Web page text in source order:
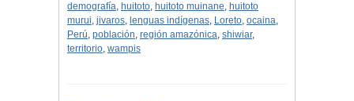
demografía, huitoto, huitoto muinane, huitoto
murui, jivaros, lenguas indígenas, Loreto, ocaina,
Perú, población, región amazónica, shiwiar,
territorio, wampis